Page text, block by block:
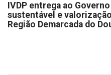
IVDP entrega ao
sustentável e
Região Demarcada do